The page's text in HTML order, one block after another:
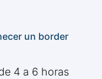
un border
4 a 6 horas